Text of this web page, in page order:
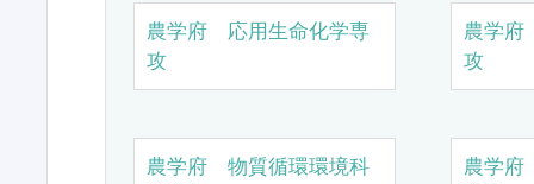
農学府 応用生命化学専
攻
農学
攻
農学府 物質循環環境科
農学